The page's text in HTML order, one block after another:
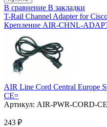
В сравнение В закладки
T-Rail Channel Adapter for
Крепление AIR-CHNL-
AIR Line Cord Central Europe
CE=
Артикул: AIR-PWR-CORD-
243 ₽